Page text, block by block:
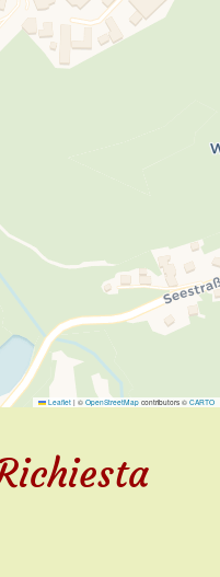
Leaflet | © OpenStreetMap contributors © CARTO